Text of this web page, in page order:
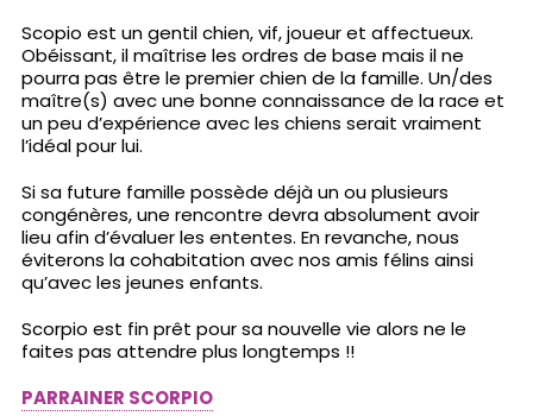
Scopio est un gentil chien, vif, joueur et affectueux.
Obéissant, il maîtrise les ordres de base mais il ne
pourra pas être le premier chien de la famille. Un/des
maître(s) avec une bonne connaissance de la race et
un peu d’expérience avec les chiens serait vraiment
l’idéal pour lui.
Si sa future famille possède déjà un ou plusieurs
congénères, une rencontre devra absolument avoir
lieu afin d’évaluer les ententes. En revanche, nous
éviterons la cohabitation avec nos amis félins ainsi
qu’avec les jeunes enfants.
Scorpio est fin prêt pour sa nouvelle vie alors ne le
faites pas attendre plus longtemps !!
PARRAINER SCORPIO